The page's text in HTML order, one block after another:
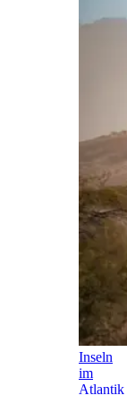
Inseln
im
Atlantik